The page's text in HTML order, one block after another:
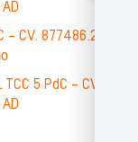
– CV. 877486.2018
5 PdC – CV.